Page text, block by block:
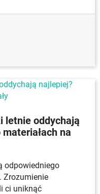
letnie oddychają
na
odpowiedniego
Zrozumienie
ci uniknąć